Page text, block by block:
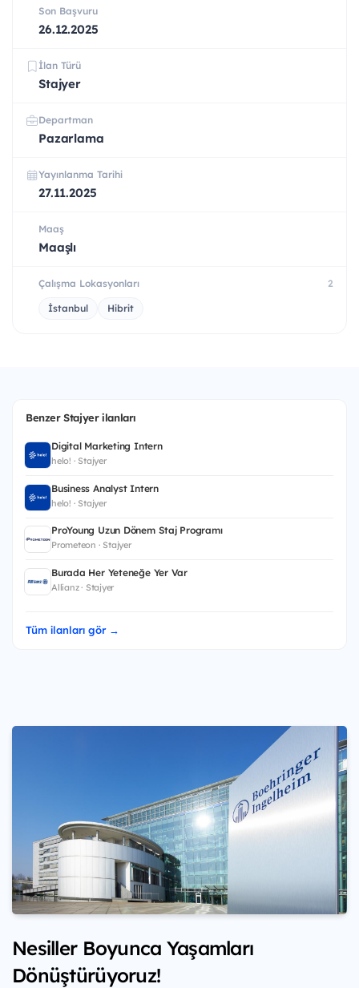
Son Başvuru
26.12.2025
İlan Türü
Stajyer
Departman
Pazarlama
Yayınlanma Tarihi
27.11.2025
Maaş
Maaşlı
Çalışma Lokasyonları 2
İstanbul Hibrit
Benzer Stajyer ilanları
Digital Marketing Intern
helo! · Stajyer
Business Analyst Intern
helo! · Stajyer
ProYoung Uzun Dönem Staj Programı
Prometeon · Stajyer
Burada Her Yeteneğe Yer Var
Allianz · Stajyer
Tüm ilanları gör →
Nesiller Boyunca Yaşamları
Dönüştürüyoruz!